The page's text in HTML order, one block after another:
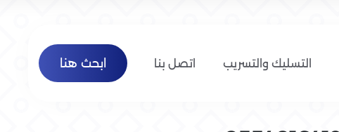
التسليك والتسريب اتصل بنا ابحث هنا